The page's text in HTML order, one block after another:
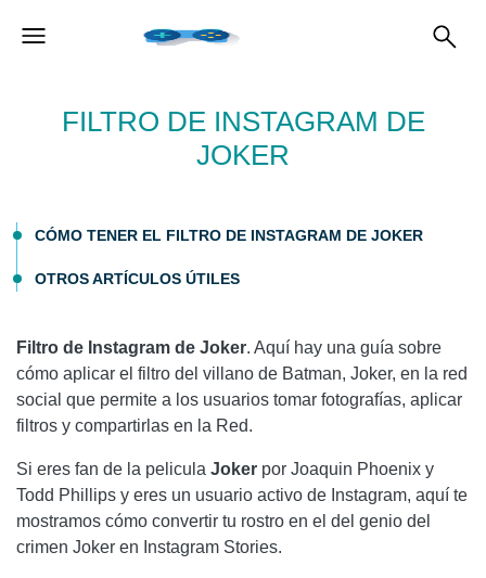
FILTRO DE INSTAGRAM DE
JOKER
CÓMO TENER EL FILTRO DE INSTAGRAM DE JOKER
OTROS ARTÍCULOS ÚTILES
Filtro de Instagram de Joker. Aquí hay una guía sobre
cómo aplicar el filtro del villano de Batman, Joker, en la red
social que permite a los usuarios tomar fotografías, aplicar
filtros y compartirlas en la Red.
Si eres fan de la pelicula Joker por Joaquin Phoenix y
Todd Phillips y eres un usuario activo de Instagram, aquí te
mostramos cómo convertir tu rostro en el del genio del
crimen Joker en Instagram Stories.